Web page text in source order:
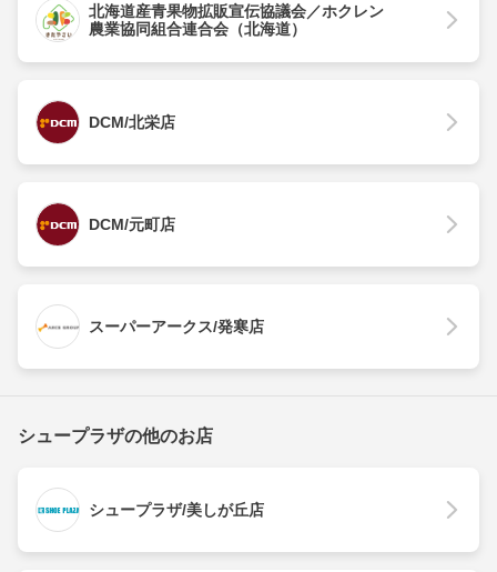
北海道産青果物拡販宣伝協議会／ホクレン
農業協同組合連合会（北海道）
DCM/北栄店
DCM/元町店
スーパーアークス/発寒店
シュープラザの他のお店
シュープラザ/美しが丘店